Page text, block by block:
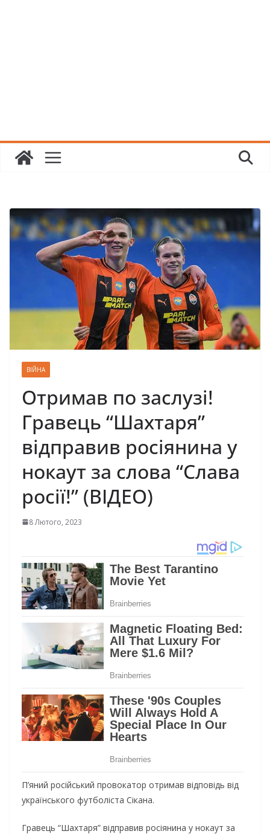
ВІЙНА
Отримав по заслузі!
Гpавець “Шахтаpя”
відпpавив pосіянина у
нокaут за слова “Слава
росії!” (ВІДЕО)
8 Лютого, 2023
П’яний російський провокатор отримав відповідь від
українського футболіста Сікана.
Гравець “Шахтаря” відправив росіянина у нокаут за